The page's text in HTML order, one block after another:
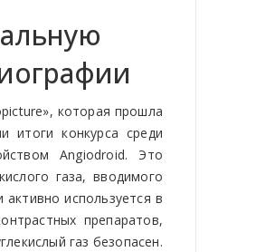
которая прошла
конкурса среди
Angiodroid. Это
газа, вводимого
используется в
препаратов,
газ безопасен.